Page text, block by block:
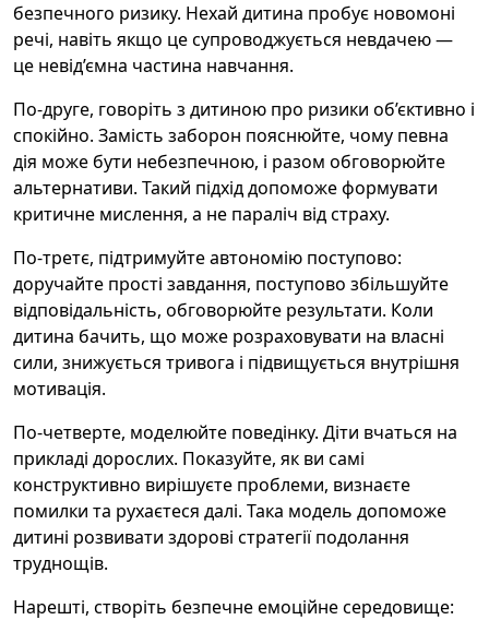
безпечного ризику. Нехай дитина пробує новомоні
речі, навіть якщо це супроводжується невдачею —
це невід’ємна частина навчання.
По-друге, говоріть з дитиною про ризики об’єктивно і
спокійно. Замість заборон пояснюйте, чому певна
дія може бути небезпечною, і разом обговорюйте
альтернативи. Такий підхід допоможе формувати
критичне мислення, а не параліч від страху.
По-третє, підтримуйте автономію поступово:
доручайте прості завдання, поступово збільшуйте
відповідальність, обговорюйте результати. Коли
дитина бачить, що може розраховувати на власні
сили, знижується тривога і підвищується внутрішня
мотивація.
По-четверте, моделюйте поведінку. Діти вчаться на
прикладі дорослих. Показуйте, як ви самі
конструктивно вирішуєте проблеми, визнаєте
помилки та рухаєтеся далі. Така модель допоможе
дитині розвивати здорові стратегії подолання
труднощів.
Нарешті, створіть безпечне емоційне середовище: